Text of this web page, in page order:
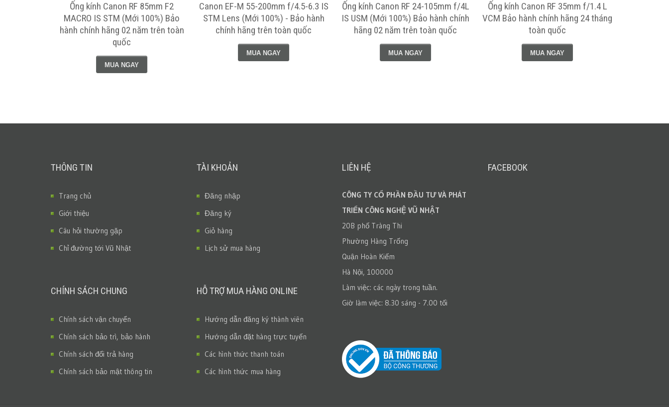
Ống kính Canon RF 85mm F2
MACRO IS STM (Mới 100%) Bảo
hành chính hãng 02 năm trên toàn
quốc
MUA NGAY
Canon EF-M 55-200mm f/4.5-6.3 IS
STM Lens (Mới 100%) - Bảo hành
chính hãng trên toàn quốc
MUA NGAY
Ống kính Canon RF 24-105mm f/4L
IS USM (Mới 100%) Bảo hành chính
hãng 02 năm trên toàn quốc
MUA NGAY
Ống kính Canon RF 35mm f/1.4 L
VCM Bảo hành chính hãng 24 tháng
toàn quốc
MUA NGAY
THÔNG TIN
Trang chủ
Giới thiệu
Câu hỏi thường gặp
Chỉ đường tới Vũ Nhật
CHÍNH SÁCH CHUNG
Chính sách vận chuyển
Chính sách bảo trì, bảo hành
Chính sách đổi trả hàng
Chính sách bảo mật thông tin
TÀI KHOẢN
Đăng nhập
Đăng ký
Giỏ hàng
Lịch sử mua hàng
HỖ TRỢ MUA HÀNG ONLINE
Hướng dẫn đăng ký thành viên
Hướng dẫn đặt hàng trực tuyến
Các hình thức thanh toán
Các hình thức mua hàng
LIÊN HỆ
CÔNG TY CỔ PHẦN ĐẦU TƯ VÀ PHÁT
TRIỂN CÔNG NGHỆ VŨ NHẬT
20B phố Tràng Thi
Phường Hàng Trống
Quận Hoàn Kiếm
Hà Nội, 100000
Làm việc: các ngày trong tuần.
Giờ làm việc: 8.30 sáng - 7.00 tối
FACEBOOK